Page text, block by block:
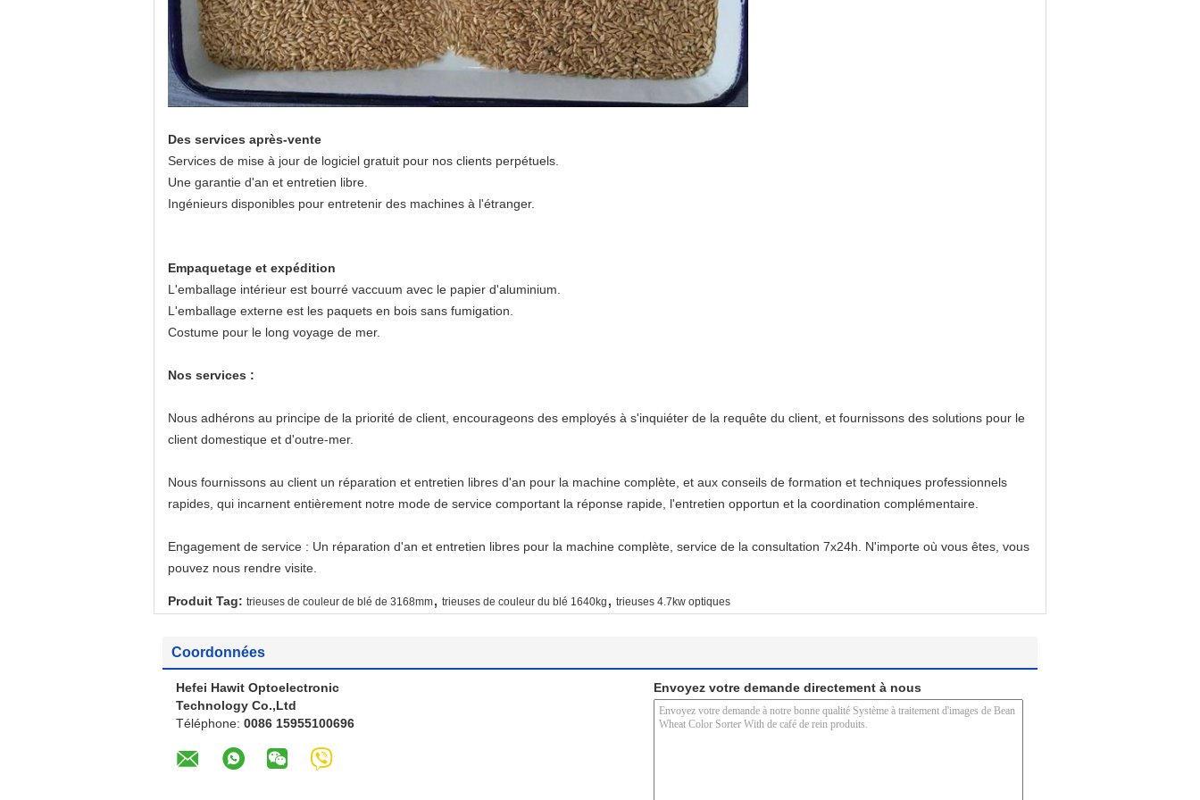
Des services après-vente
Services de mise à jour de logiciel gratuit pour nos clients perpétuels.
Une garantie d'an et entretien libre.
Ingénieurs disponibles pour entretenir des machines à l'étranger.
Empaquetage et expédition
L'emballage intérieur est bourré vaccuum avec le papier d'aluminium.
L'emballage externe est les paquets en bois sans fumigation.
Costume pour le long voyage de mer.
Nos services :
Nous adhérons au principe de la priorité de client, encourageons des employés à s'inquiéter de la requête du client, et fournissons des solutions pour le
client domestique et d'outre-mer.
Nous fournissons au client un réparation et entretien libres d'an pour la machine complète, et aux conseils de formation et techniques professionnels
rapides, qui incarnent entièrement notre mode de service comportant la réponse rapide, l'entretien opportun et la coordination complémentaire.
Engagement de service : Un réparation d'an et entretien libres pour la machine complète, service de la consultation 7x24h. N'importe où vous êtes, vous
pouvez nous rendre visite.
Produit Tag: trieuses de couleur de blé de 3168mm, trieuses de couleur du blé 1640kg , trieuses 4.7kw optiques
Coordonnées
Hefei Hawit Optoelectronic
Technology Co.,Ltd
Téléphone: 0086 15955100696
Envoyez votre demande directement à nous